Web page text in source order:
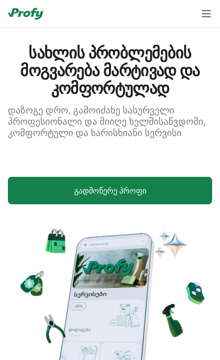
სახლის პრობლემების
მოგვარება მარტივად და
კომფორტულად
დაზოგე დრო, გამოიძახე სასურველი
პროფესიონალი და მიიღე ხელმისაწვდომი,
კომფორტული და ხარისხიანი სერვისი
გადმოწერე პროფი